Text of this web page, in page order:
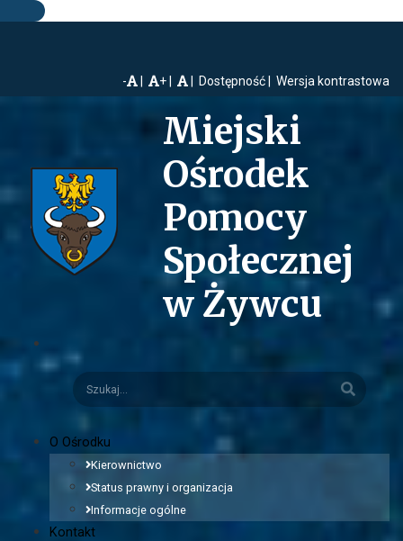
- + Dostępność Wersja kontrastowa
Miejski
Ośrodek
Pomocy
Społecznej
w Żywcu
Szukaj
O Ośrodku
Kierownictwo
Status prawny i organizacja
Informacje ogólne
Kontakt